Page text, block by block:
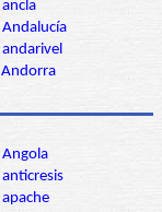
ancla
Andalucía
andarivel
Andorra
Angola
anticresis
apache